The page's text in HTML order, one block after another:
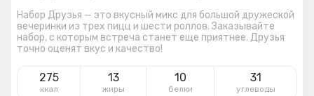
Набор Друзья — это вкусный микс для большой дружеской
вечеринки из трех пицц и шести роллов. Заказывайте
набор, с которым встреча станет еще приятнее. Друзья
точно оценят вкус и качество!
275
ккал
13
жиры
10
белки
31
углеводы